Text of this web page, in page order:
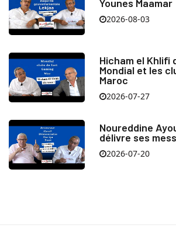
Younes Maamar
2026-08-03
Hicham el Khlifi
Mondial et les
Maroc
2026-07-27
Noureddine
délivre ses
2026-07-20